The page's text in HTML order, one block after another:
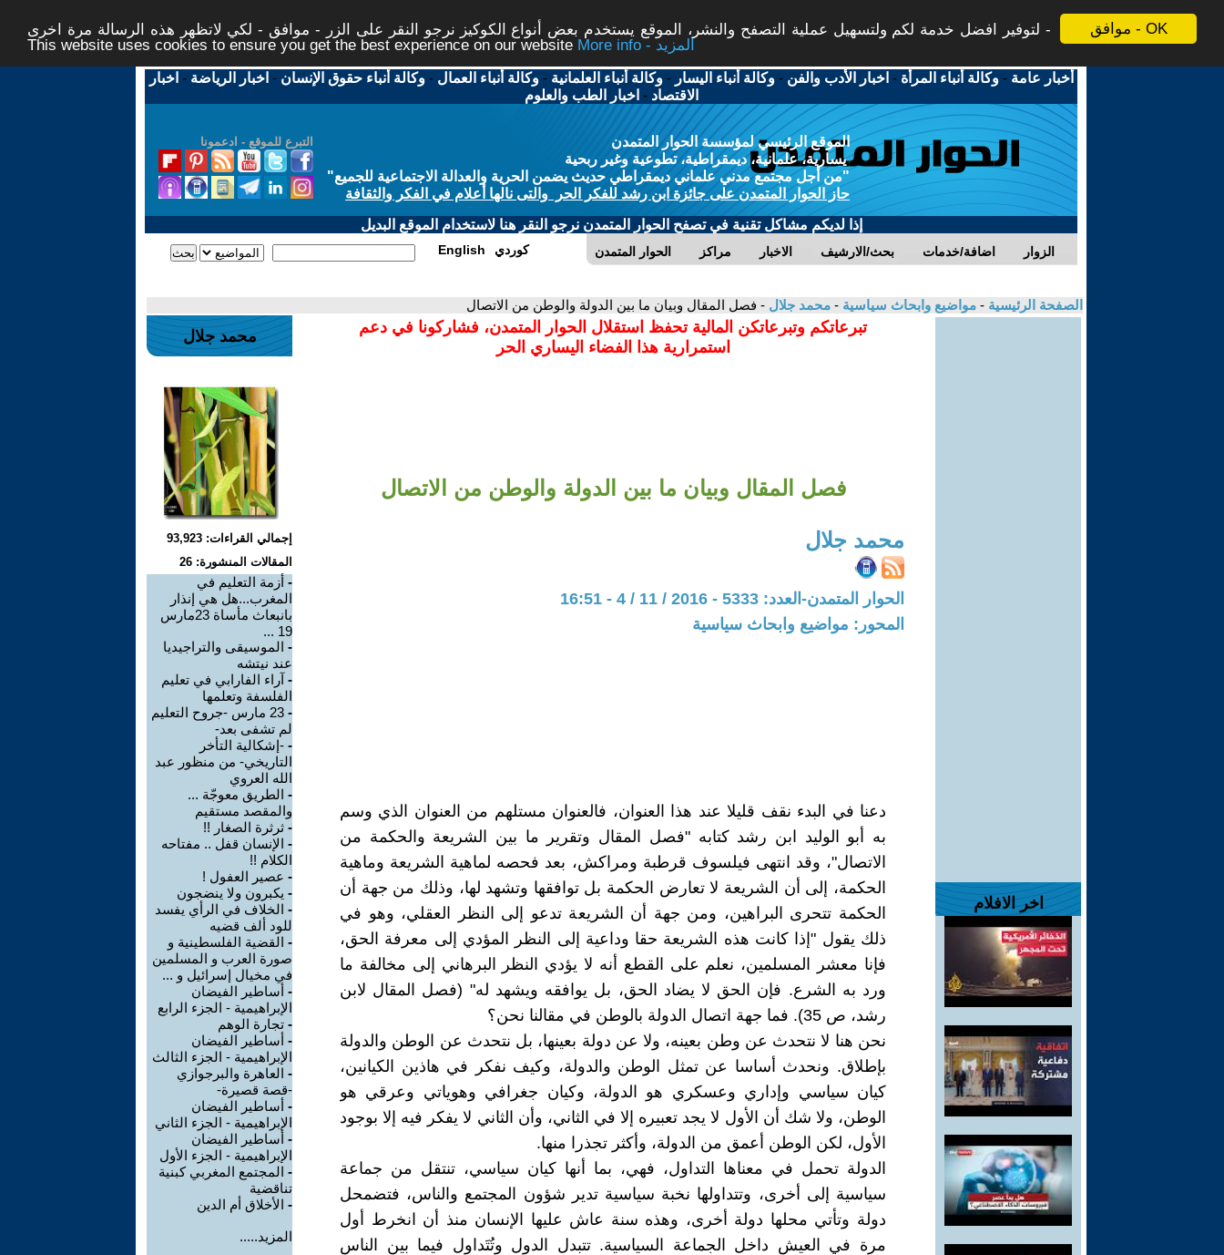
موافق - OK
لتوفير افضل خدمة لكم ولتسهيل عملية التصفح والنشر، الموقع يستخدم بعض أنواع الكوكيز نرجو النقر على الزر - موافق - لكي لاتظهر هذه الرسالة مرة اخرى -
This website uses cookies to ensure you get the best experience on our website
More info - المزيد
أخبار عامة -وكالة أنباء المرأة - اخبار الأدب والفن -وكالة أنباء اليسار -وكالة أنباء العلمانية -وكالة أنباء العمال -وكالة أنباء حقوق الإنسان - اخبار الرياضة - اخبار
الاقتصاد - اخبار الطب والعلوم
التبرع للموقع - ادعمونا
الموقع الرئيسي لمؤسسة الحوار المتمدن
يسارية، علمانية، ديمقراطية، تطوعية وغير ربحية
"من أجل مجتمع مدني علماني ديمقراطي حديث يضمن الحرية والعدالة الاجتماعية للجميع"
حاز الحوار المتمدن على جائزة ابن رشد للفكر الحر والتى نالها أعلام في الفكر والثقافة
إذا لديكم مشاكل تقنية في تصفح الحوار المتمدن نرجو النقر هنا لاستخدام الموقع البديل
الحوار المتمدن مراكز الاخبار بحث/الارشيف اضافة/خدمات الزوار English كوردي
الصفحة الرئيسية - مواضيع وابحاث سياسية - محمد جلال - فصل المقال وبيان ما بين الدولة والوطن من الاتصال
اخر الافلام
تبرعاتكم وتبرعاتكن المالية تحفظ استقلال الحوار المتمدن، فشاركونا في دعم
استمرارية هذا الفضاء اليساري الحر
فصل المقال وبيان ما بين الدولة والوطن من الاتصال
محمد جلال
الحوار المتمدن-العدد: 5333 - 2016 / 11 / 4 - 16:51
المحور: مواضيع وابحاث سياسية
دعنا في البدء نقف قليلا عند هذا العنوان، فالعنوان مستلهم من العنوان الذي وسم
به أبو الوليد ابن رشد كتابه "فصل المقال وتقرير ما بين الشريعة والحكمة من
الاتصال"، وقد انتهى فيلسوف قرطبة ومراكش، بعد فحصه لماهية الشريعة وماهية
الحكمة، إلى أن الشريعة لا تعارض الحكمة بل توافقها وتشهد لها، وذلك من جهة أن
الحكمة تتحرى البراهين، ومن جهة أن الشريعة تدعو إلى النظر العقلي، وهو في
ذلك يقول "إذا كانت هذه الشريعة حقا وداعية إلى النظر المؤدي إلى معرفة الحق،
فإنا معشر المسلمين، نعلم على القطع أنه لا يؤدي النظر البرهاني إلى مخالفة ما
ورد به الشرع. فإن الحق لا يضاد الحق، بل يوافقه ويشهد له" (فصل المقال لابن
رشد، ص 35). فما جهة اتصال الدولة بالوطن في مقالنا نحن؟
نحن هنا لا نتحدث عن وطن بعينه، ولا عن دولة بعينها، بل نتحدث عن الوطن والدولة
بإطلاق. ونحدث أساسا عن تمثل الوطن والدولة، وكيف نفكر في هاذين الكيانين،
كيان سياسي وإداري وعسكري هو الدولة، وكيان جغرافي وهوياتي وعرقي هو
الوطن، ولا شك أن الأول لا يجد تعبيره إلا في الثاني، وأن الثاني لا يفكر فيه إلا بوجود
الأول، لكن الوطن أعمق من الدولة، وأكثر تجذرا منها.
الدولة تحمل في معناها التداول، فهي، بما أنها كيان سياسي، تنتقل من جماعة
سياسية إلى أخرى، وتتداولها نخبة سياسية تدير شؤون المجتمع والناس، فتضمحل
دولة وتأتي محلها دولة أخرى، وهذه سنة عاش عليها الإنسان منذ أن انخرط أول
مرة في العيش داخل الجماعة السياسية. تتبدل الدول وتُتَداول فيما بين الناس
محمد جلال
إجمالي القراءات: 93,923
المقالات المنشورة: 26
- أزمة التعليم في
المغرب...هل هي إنذار
بانبعاث مأساة 23مارس
19 ...
- الموسيقى والتراجيديا
عند نيتشه
- آراء الفارابي في تعليم
الفلسفة وتعلمها
-
23 مارس -جروح التعليم
لم تشفى بعد-
- -إشكالية التأخر
التاريخي- من منظور عبد
الله العروي
- الطريق معوجّة ...
والمقصد مستقيم
- ثرثرة الصغار !!
- الإنسان قفل .. مفتاحه
الكلام !!
- عصير العفول !
- يكبرون ولا ينضجون
- الخلاف في الرأي يفسد
للود ألف قضيه
- القضية الفلسطينية و
صورة العرب و المسلمين
في مخيال إسرائيل و ...
- أساطير الفيضان
الإبراهيمية - الجزء الرابع
- تجارة الوهم
- أساطير الفيضان
الإبراهيمية - الجزء الثالث
- العاهرة والبرجوازي
-قصة قصيرة-
- أساطير الفيضان
الإبراهيمية - الجزء الثاني
- أساطير الفيضان
الإبراهيمية - الجزء الأول
- المجتمع المغربي كبنية
تناقضية
- الأخلاق أم الدين
المزيد.....